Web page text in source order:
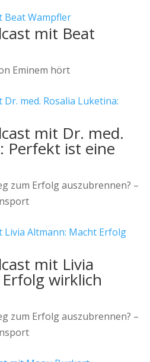
mit Beat
Eminem hört
mit Dr. med.
Perfekt ist eine
zum Erfolg auszubrennen? –
mit Livia
wirklich
zum Erfolg auszubrennen? –